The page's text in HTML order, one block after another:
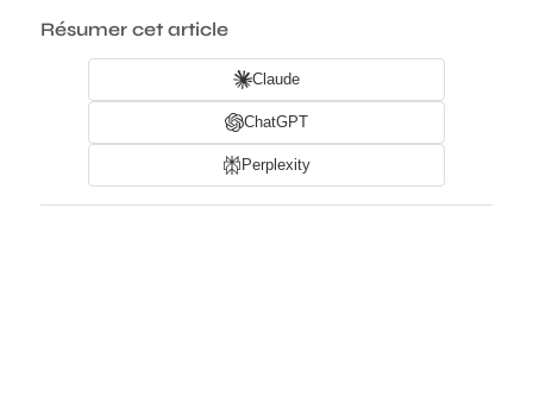
Résumer cet article
Claude
ChatGPT
Perplexity